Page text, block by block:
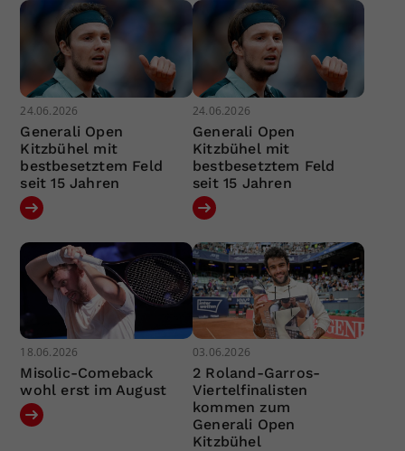
24.06.2026
Generali Open
Kitzbühel mit
bestbesetztem Feld
seit 15 Jahren
24.06.2026
Generali Open
Kitzbühel mit
bestbesetztem Feld
seit 15 Jahren
18.06.2026
Misolic-Comeback
wohl erst im August
03.06.2026
2 Roland-Garros-
Viertelfinalisten
kommen zum
Generali Open
Kitzbühel